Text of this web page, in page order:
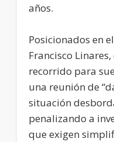
años.
Posicionados en
Francisco
recorrido para
una reunión de
situación
penalizando a
que exigen